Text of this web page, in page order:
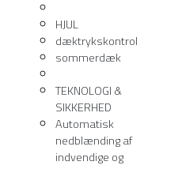
HJUL
dæktrykskontrol
sommerdæk
TEKNOLOGI &
SIKKERHED
Automatisk
nedblænding af
indvendige og